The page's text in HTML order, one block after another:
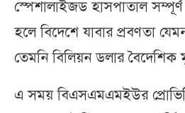
স্পেশালাইজড হাসপাতাল
হলে বিদেশে যাবার প্রবণতা
তেমনি বিলিয়ন ডলার বৈদেশিক
এ সময় বিএসএমএমইউর